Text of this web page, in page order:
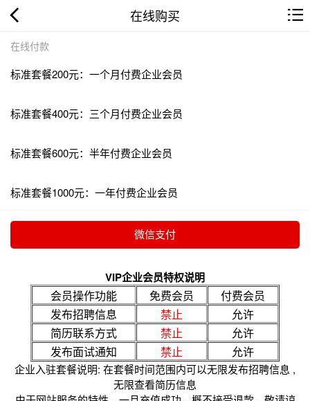
在线购买
在线付款
标准套餐200元：一个月付费企业会员
标准套餐400元：三个月付费企业会员
标准套餐600元：半年付费企业会员
标准套餐1000元：一年付费企业会员
VIP企业会员特权说明
会员操作功能 免费会员
付费会员
发布招聘信息
禁止
允许
简历联系方式
禁止
允许
发布面试通知
禁止 允许
企业入驻套餐说明: 在套餐时间范围内可以无限发布招聘信息 ,
无限查看简历信息